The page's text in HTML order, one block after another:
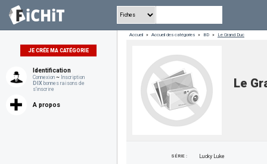
JE CRÉE MA CATÉGORIE
Identification
Connexion ~ Inscription
DIX bonnes raisons de
s'inscrire
A propos
Accueil » Accueil des catégories » BD » Le Grand Duc
Le
SÉRIE : Lucky Luke